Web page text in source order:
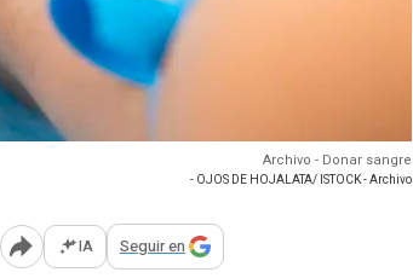
Archivo - Donar sangre
- OJOS DE HOJALATA/ ISTOCK - Archivo
Abrir opciones para compartir
IA Seguir en